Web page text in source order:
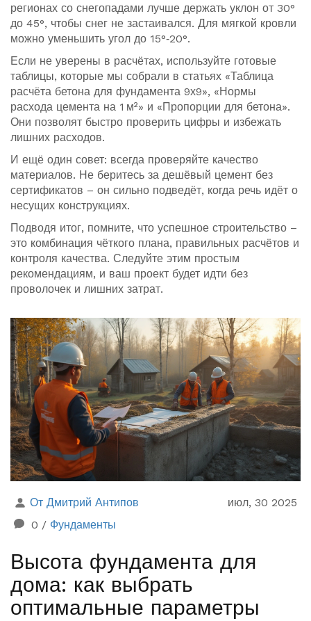
регионах со снегопадами лучше держать уклон от 30°
до 45°, чтобы снег не застаивался. Для мягкой кровли
можно уменьшить угол до 15°‑20°.
Если не уверены в расчётах, используйте готовые
таблицы, которые мы собрали в статьях «Таблица
расчёта бетона для фундамента 9х9», «Нормы
расхода цемента на 1 м²» и «Пропорции для бетона».
Они позволят быстро проверить цифры и избежать
лишних расходов.
И ещё один совет: всегда проверяйте качество
материалов. Не беритесь за дешёвый цемент без
сертификатов – он сильно подведёт, когда речь идёт о
несущих конструкциях.
Подводя итог, помните, что успешное строительство –
это комбинация чёткого плана, правильных расчётов и
контроля качества. Следуйте этим простым
рекомендациям, и ваш проект будет идти без
проволочек и лишних затрат.
От Дмитрий Антипов
июл, 30 2025
0 / Фундаменты
Высота фундамента для
дома: как выбрать
оптимальные параметры